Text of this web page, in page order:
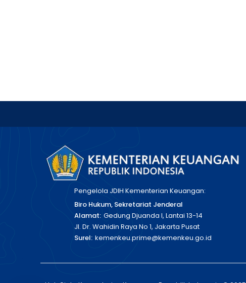
Pengelola JDIH Kementerian Keuangan:
Biro Hukum, Sekretariat Jenderal
Alamat: Gedung Djuanda I, Lantai 13-14
Jl. Dr. Wahidin Raya No 1, Jakarta Pusat
Surel: kemenkeu.prime@kemenkeu.go.id